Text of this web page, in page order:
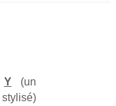
Y(un